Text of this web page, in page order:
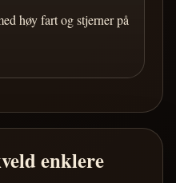
høy fart og stjerner på
enklere